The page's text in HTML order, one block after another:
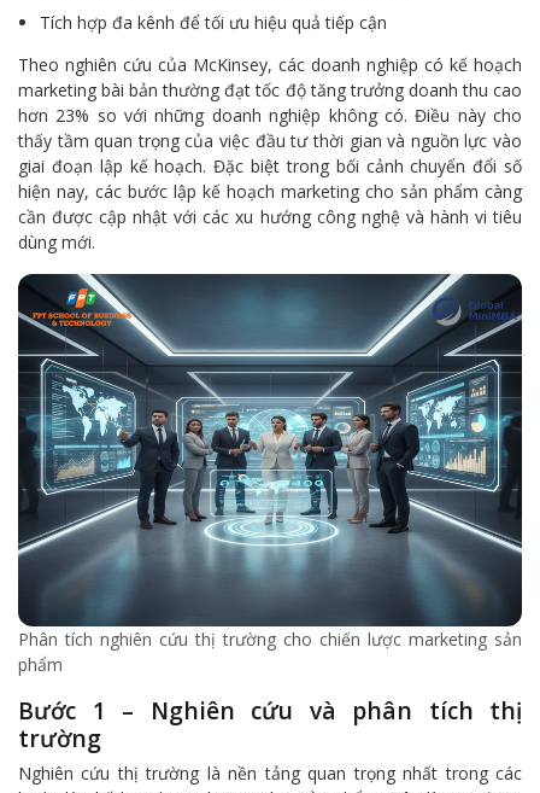
Tích hợp đa kênh để tối ưu hiệu quả tiếp cận
Theo nghiên cứu của McKinsey, các doanh nghiệp có kế hoạch
marketing bài bản thường đạt tốc độ tăng trưởng doanh thu cao
hơn 23% so với những doanh nghiệp không có. Điều này cho
thấy tầm quan trọng của việc đầu tư thời gian và nguồn lực vào
giai đoạn lập kế hoạch. Đặc biệt trong bối cảnh chuyển đổi số
hiện nay, các bước lập kế hoạch marketing cho sản phẩm càng
cần được cập nhật với các xu hướng công nghệ và hành vi tiêu
dùng mới.
Phân tích nghiên cứu thị trường cho chiến lược marketing sản
phẩm
Bước 1 – Nghiên cứu và phân tích thị
trường
Nghiên cứu thị trường là nền tảng quan trọng nhất trong các